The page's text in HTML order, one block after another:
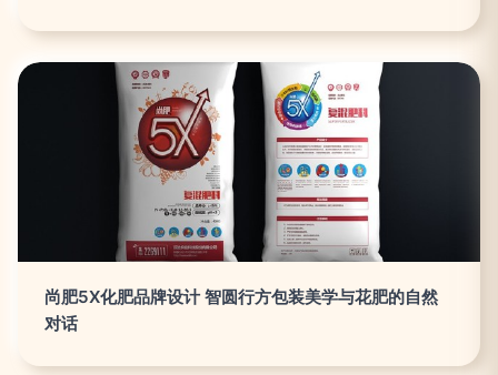
尚肥5X化肥品牌设计 智圆行方包装美学与花肥的自然
对话